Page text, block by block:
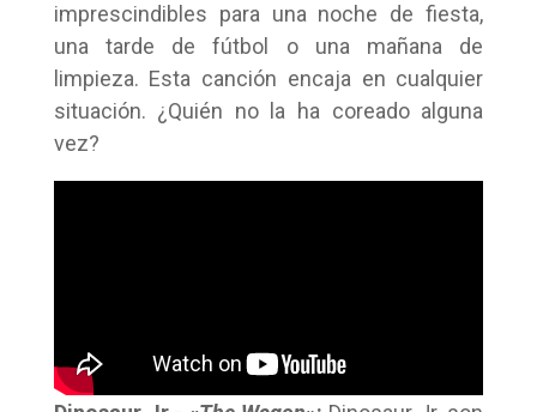
imprescindibles para una noche de fiesta,
una tarde de fútbol o una mañana de
limpieza. Esta canción encaja en cualquier
situación. ¿Quién no la ha coreado alguna
vez?